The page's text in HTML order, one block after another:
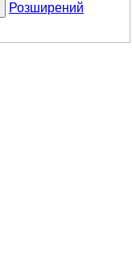
Розширений